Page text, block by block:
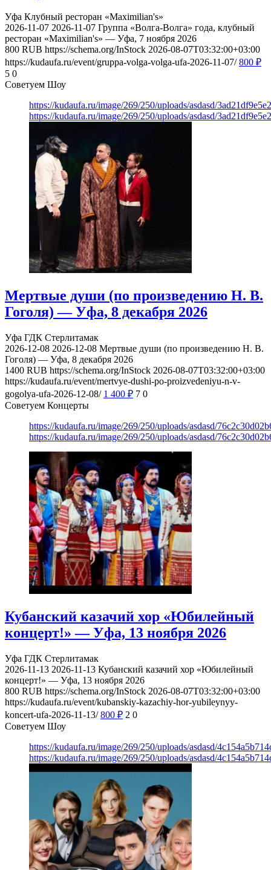
Уфа Клубный ресторан «Maximilian's»
2026-11-07 2026-11-07 Группа «Волга-Волга» года, клубный
ресторан «Maximilian's» — Уфа, 7 ноября 2026
800 RUB https://schema.org/InStock 2026-08-07T03:32:00+03:00
https://kudaufa.ru/event/gruppa-volga-volga-ufa-2026-11-07/ 800 ₽
5 0
Советуем Шоу
https://kudaufa.ru/image/269/250/uploads/asdasd/
https://kudaufa.ru/image/269/250/uploads/asdasd/
Мертвые души (по произведению Н. В.
Гоголя) — Уфа, 8 декабря 2026
Уфа ГДК Стерлитамак
2026-12-08 2026-12-08 Мертвые души (по произведению Н. В.
Гоголя) — Уфа, 8 декабря 2026
1400 RUB https://schema.org/InStock 2026-08-07T03:32:00+03:00
https://kudaufa.ru/event/mertvye-dushi-po-proizvedeniyu-n-v-
gogolya-ufa-2026-12-08/ 1 400 ₽ 7 0
Советуем Концерты
https://kudaufa.ru/image/269/250/uploads/asdasd/
https://kudaufa.ru/image/269/250/uploads/asdasd/
Кубанский казачий хор «Юбилейный
концерт!» — Уфа, 13 ноября 2026
Уфа ГДК Стерлитамак
2026-11-13 2026-11-13 Кубанский казачий хор «Юбилейный
концерт!» — Уфа, 13 ноября 2026
800 RUB https://schema.org/InStock 2026-08-07T03:32:00+03:00
https://kudaufa.ru/event/kubanskiy-kazachiy-hor-yubileynyy-
koncert-ufa-2026-11-13/ 800 ₽ 2 0
Советуем Шоу
https://kudaufa.ru/image/269/250/uploads/asdasd/
https://kudaufa.ru/image/269/250/uploads/asdasd/